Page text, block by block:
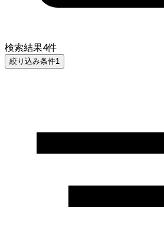
検索結果4件
絞り込み条件1